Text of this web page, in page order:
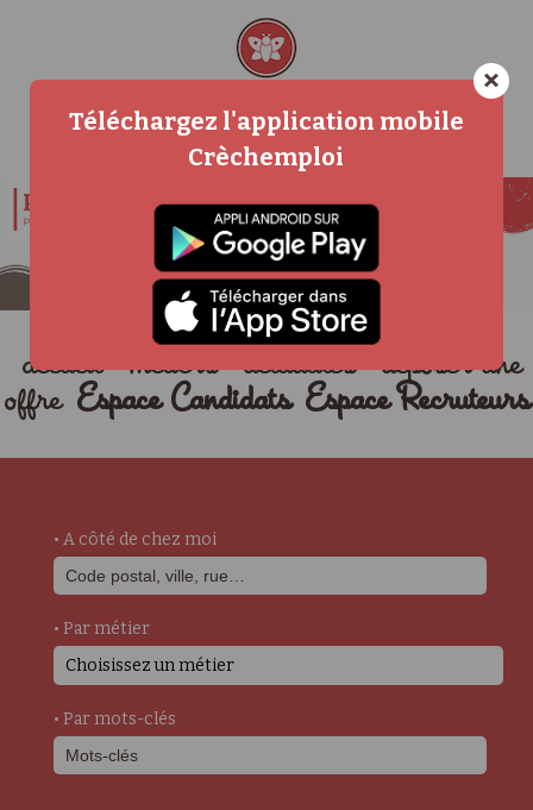
accueil métiers actualités
déposer une
offre Espace Candidats Espace Recruteurs
• A côté de chez moi
• Par métier
Choisissez un métier
• Par mots-clés
×
Téléchargez l'application mobile
Crèchemploi